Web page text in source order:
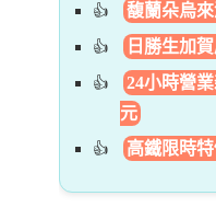
馥蘭朵烏
日勝生加
24小時營
元
高鐵限時